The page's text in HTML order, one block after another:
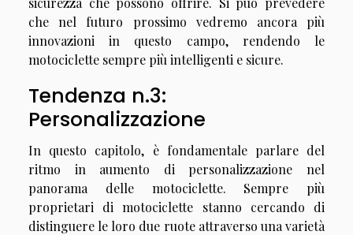
che nel futuro prossimo vedremo ancora più
innovazioni in questo campo, rendendo le
motociclette sempre più intelligenti e sicure.
Tendenza n.3:
Personalizzazione
In questo capitolo, è fondamentale parlare del
ritmo in aumento di personalizzazione nel
panorama delle motociclette. Sempre più
proprietari di motociclette stanno cercando di
distinguere le loro due ruote attraverso una varietà